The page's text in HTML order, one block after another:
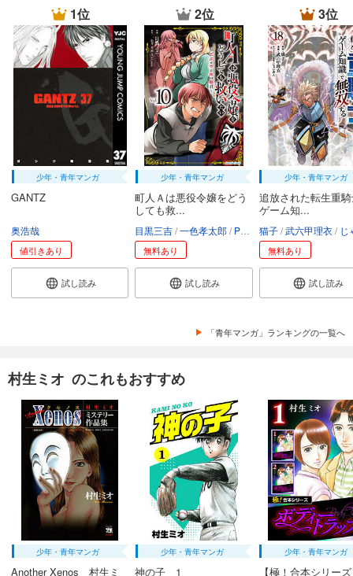
1位
少年・青年マンガ
GANTZ
奥浩哉
値引きあり
試し読み
2位
少年・青年マンガ
町人Ａは悪役令嬢をどう
しても救...
目黒三吉 一色孝太郎 Parum
無料あり
試し読み
3位
少年・青年マンガ
追放された転生重
ゲーム知...
猫子 武六甲理衣 じゃ
無料あり
試し読み
「青年マンガ」ランキングの一覧へ
村生ミオ のこれもおすすめ
少年・青年マンガ
Another Xenos 村生ミ
少年・青年マンガ
神の子 1
少年・青年マンガ
【極！合本シリー